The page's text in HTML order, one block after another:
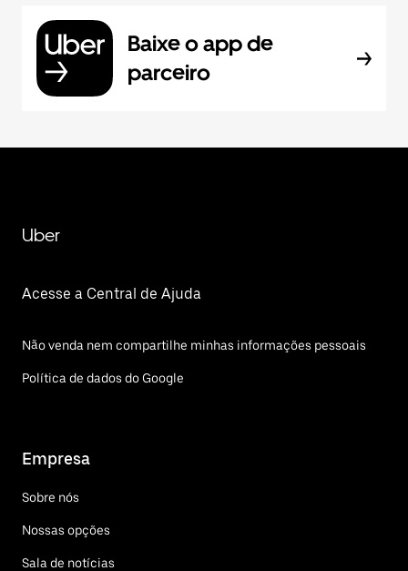
Baixe o app de
parceiro
Uber
Acesse a Central de Ajuda
Não venda nem compartilhe minhas informações pessoais
Política de dados do Google
Empresa
Sobre nós
Nossas opções
Sala de notícias